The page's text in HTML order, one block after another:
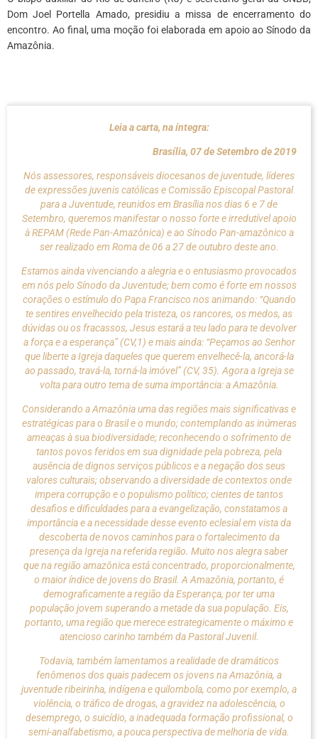
Dom Joel Portella Amado, presidiu a missa de encerramento do
encontro. Ao final, uma moção foi elaborada em apoio ao Sínodo da
Amazônia.
Leia a carta, na íntegra:
Brasília, 07 de Setembro de 2019
Nós assessores, responsáveis diocesanos de juventude, líderes
de expressões juvenis católicas e Comissão Episcopal Pastoral
para a Juventude, reunidos em Brasília nos dias 6 e 7 de
Setembro, queremos manifestar o nosso forte e irredutível apoio
à REPAM (Rede Pan-Amazônica) e ao Sínodo Pan-amazônico a
ser realizado em Roma de 06 a 27 de outubro deste ano.
Estamos ainda vivenciando a alegria e o entusiasmo provocados
em nós pelo Sínodo da Juventude; bem como é forte em nossos
corações o estímulo do Papa Francisco nos animando: “Quando
te sentires envelhecido pela tristeza, os rancores, os medos, as
dúvidas ou os fracassos, Jesus estará a teu lado para te devolver
a força e a esperança” (CV,1) e mais ainda: “Peçamos ao Senhor
que liberte a Igreja daqueles que querem envelhecê-la, ancorá-la
ao passado, travá-la, torná-la imóvel” (CV, 35). Agora a Igreja se
volta para outro tema de suma importância: a Amazônia.
Considerando a Amazônia uma das regiões mais significativas e
estratégicas para o Brasil e o mundo; contemplando as inúmeras
ameaças à sua biodiversidade; reconhecendo o sofrimento de
tantos povos feridos em sua dignidade pela pobreza, pela
ausência de dignos serviços públicos e a negação dos seus
valores culturais; observando a diversidade de contextos onde
impera corrupção e o populismo político; cientes de tantos
desafios e dificuldades para a evangelização, constatamos a
importância e a necessidade desse evento eclesial em vista da
descoberta de novos caminhos para o fortalecimento da
presença da Igreja na referida região. Muito nos alegra saber
que na região amazônica está concentrado, proporcionalmente,
o maior índice de jovens do Brasil. A Amazônia, portanto, é
demograficamente a região da Esperança, por ter uma
população jovem superando a metade da sua população. Eis,
portanto, uma região que merece estrategicamente o máximo e
atencioso carinho também da Pastoral Juvenil.
Todavia, também lamentamos a realidade de dramáticos
fenômenos dos quais padecem os jovens na Amazônia, a
juventude ribeirinha, indígena e quilombola, como por exemplo, a
violência, o tráfico de drogas, a gravidez na adolescência, o
desemprego, o suicídio, a inadequada formação profissional, o
semi-analfabetismo, a pouca perspectiva de melhoria de vida.